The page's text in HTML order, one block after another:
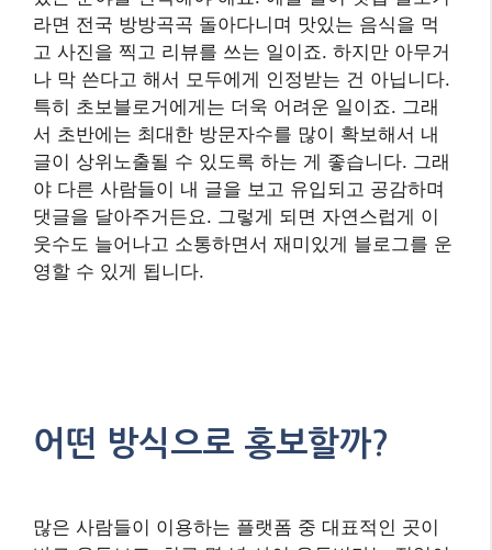
라면 전국 방방곡곡 돌아다니며 맛있는 음식을 먹
고 사진을 찍고 리뷰를 쓰는 일이죠. 하지만 아무거
나 막 쓴다고 해서 모두에게 인정받는 건 아닙니다.
특히 초보블로거에게는 더욱 어려운 일이죠. 그래
서 초반에는 최대한 방문자수를 많이 확보해서 내
글이 상위노출될 수 있도록 하는 게 좋습니다. 그래
야 다른 사람들이 내 글을 보고 유입되고 공감하며
댓글을 달아주거든요. 그렇게 되면 자연스럽게 이
웃수도 늘어나고 소통하면서 재미있게 블로그를 운
영할 수 있게 됩니다.
어떤 방식으로 홍보할까?
많은 사람들이 이용하는 플랫폼 중 대표적인 곳이